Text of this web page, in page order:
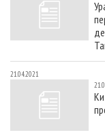
СУШКА
ДЕРЕВЯННОЕ
ПРОИЗВОДСТВО
БИОЭНЕРГЕТИКА
ЦБП
ПЕРСОНЫ
МОБИЛЬНЫЕ
ПРИОРИТЕТНЫЕ
RUSSIAN
КОНТАКТЫ
РЕКЛАМА
РЕКЛАМА НА
21.04.2021